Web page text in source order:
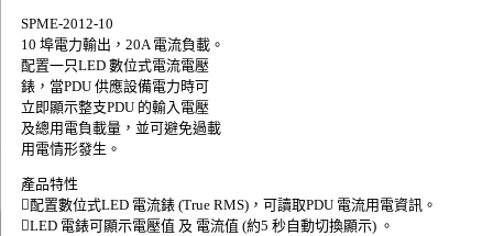
SPME-2012-10
10 埠電力輸出，20A 電流負載。
配置一只LED 數位式電流電壓
錶，當PDU 供應設備電力時可
立即顯示整支PDU 的輸入電壓
及總用電負載量，並可避免過載
用電情形發生。
產品特性
􀁹配置數位式LED 電流錶 (True RMS)，可讀取PDU 電流用電資訊。
􀁹LED 電錶可顯示電壓值 及 電流值 (約5 秒自動切換顯示) 。